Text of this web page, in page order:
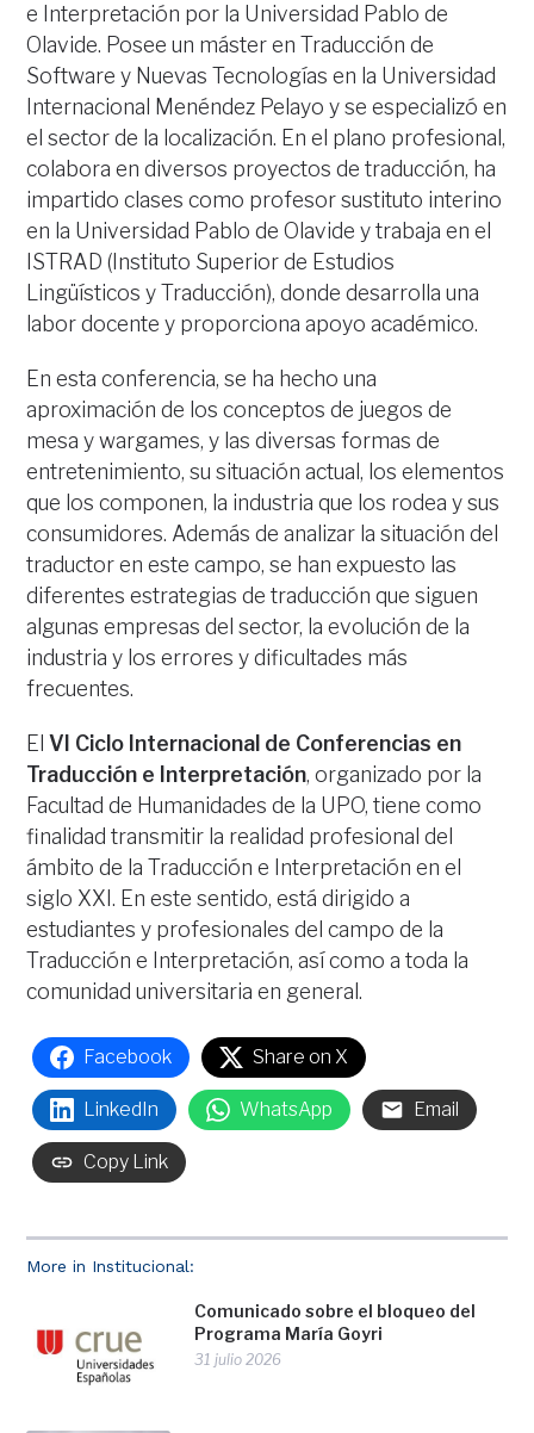
More in Institucional:
Comunicado sobre el bloqueo del
Programa María Goyri
31 julio 2026
e Interpretación por la Universidad Pablo de
Olavide. Posee un máster en Traducción de
Software y Nuevas Tecnologías en la Universidad
Internacional Menéndez Pelayo y se especializó en
el sector de la localización. En el plano profesional,
colabora en diversos proyectos de traducción, ha
impartido clases como profesor sustituto interino
en la Universidad Pablo de Olavide y trabaja en el
ISTRAD (Instituto Superior de Estudios
Lingüísticos y Traducción), donde desarrolla una
labor docente y proporciona apoyo académico.
En esta conferencia, se ha hecho una
aproximación de los conceptos de juegos de
mesa y wargames, y las diversas formas de
entretenimiento, su situación actual, los elementos
que los componen, la industria que los rodea y sus
consumidores. Además de analizar la situación del
traductor en este campo, se han expuesto las
diferentes estrategias de traducción que siguen
algunas empresas del sector, la evolución de la
industria y los errores y dificultades más
frecuentes.
ElVI Ciclo Internacional de Conferencias en
Traducción e Interpretación, organizado por la
Facultad de Humanidades de la UPO, tiene como
finalidad transmitir la realidad profesional del
ámbito de la Traducción e Interpretación en el
siglo XXI. En este sentido, está dirigido a
estudiantes y profesionales del campo de la
Traducción e Interpretación, así como a toda la
comunidad universitaria en general.
Facebook Share on X
LinkedIn WhatsApp Email
Copy Link